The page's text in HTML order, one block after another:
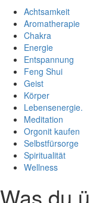
Achtsamkeit
Aromatherapie
Chakra
Energie
Entspannung
Feng Shui
Geist
Körper
Lebensenergie.
Meditation
Orgonit kaufen
Selbstfürsorge
Spiritualität
Wellness
Was du